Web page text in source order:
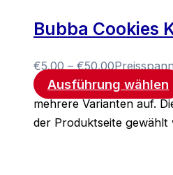
Bubba Cookies
€5.00 – €50.00
Ausführung wählen
mehrere Varianten auf.
der Produktseite gewählt